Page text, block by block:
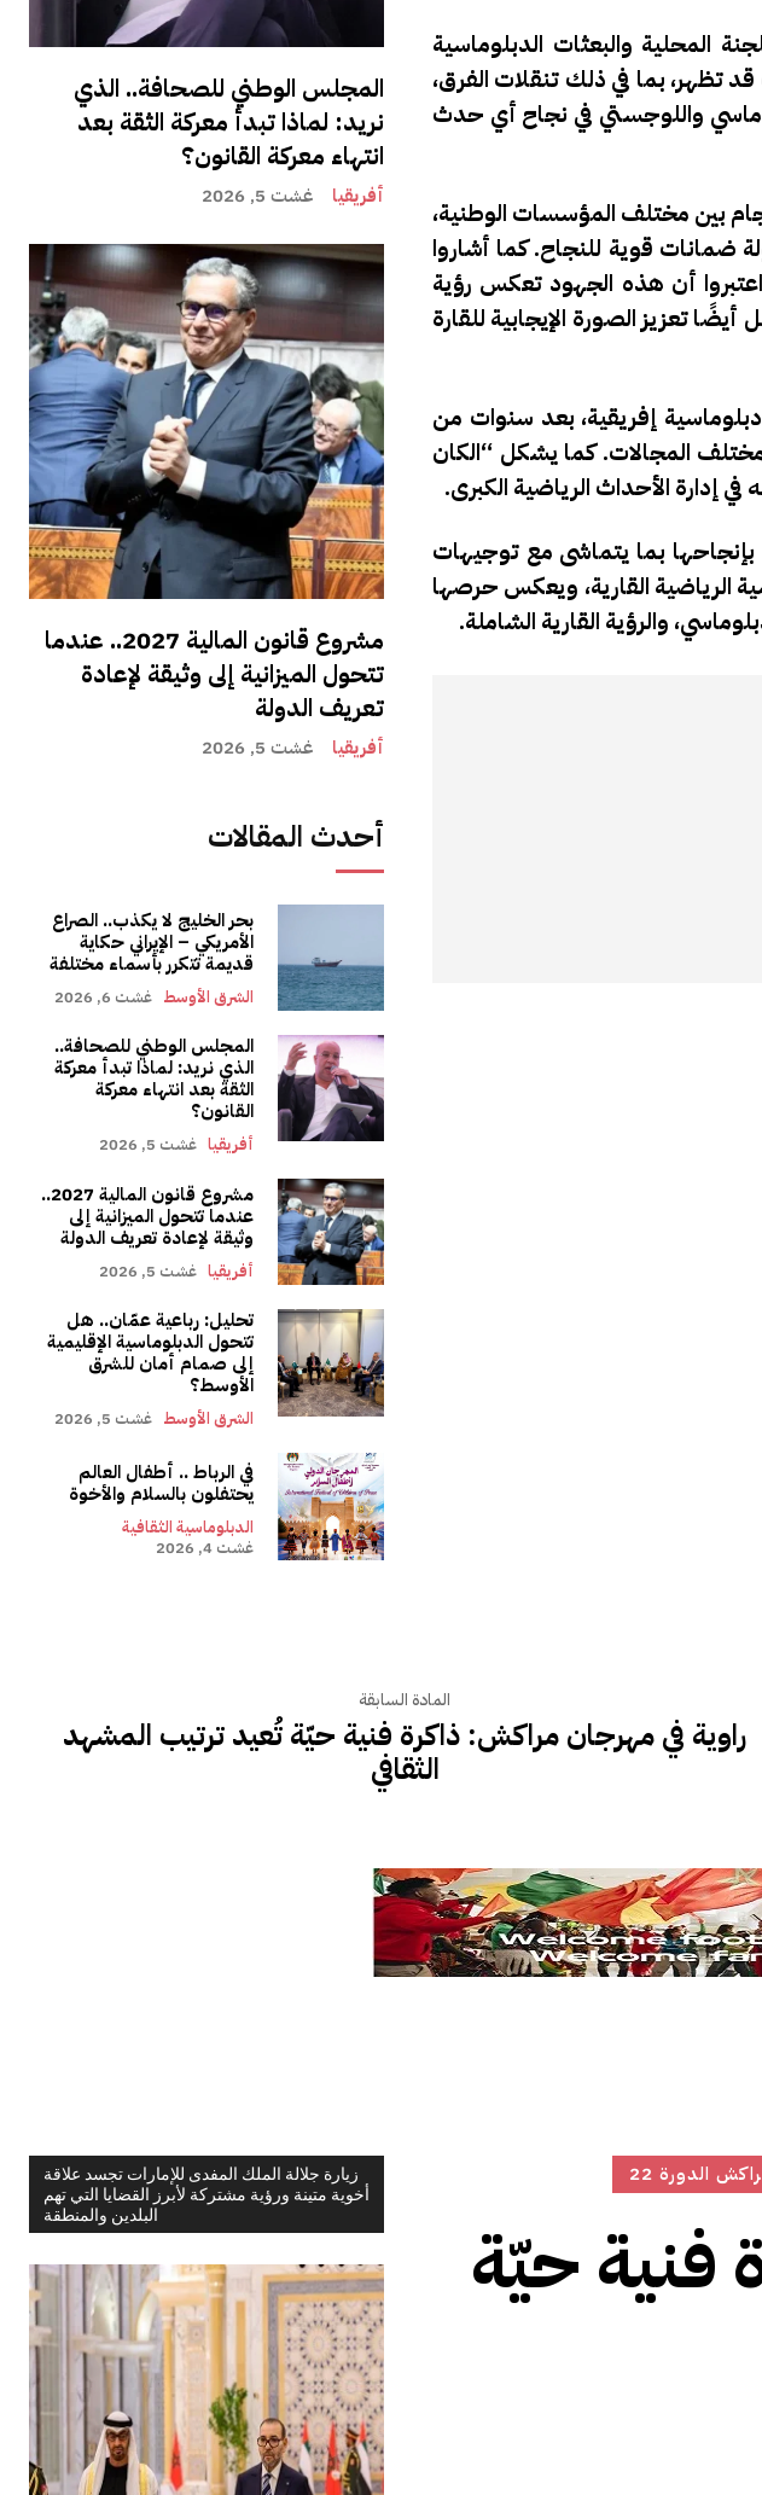
المجلس الوطني للصحافة.. الذي
نريد: لماذا تبدأ معركة الثقة بعد
انتهاء معركة القانون؟
أفريقيا غشت 5, 2026
مشروع قانون المالية 2027.. عندما
تتحول الميزانية إلى وثيقة لإعادة
تعريف الدولة
أفريقيا غشت 5, 2026
أحدث المقالات
بحر الخليج لا يكذب.. الصراع
الأمريكي – الإيراني حكاية
قديمة تتكرر بأسماء مختلفة
الشرق الأوسط غشت 6, 2026
المجلس الوطني للصحافة..
الذي نريد: لماذا تبدأ معركة
الثقة بعد انتهاء معركة
القانون؟
أفريقيا غشت 5, 2026
مشروع قانون المالية 2027..
عندما تتحول الميزانية إلى
وثيقة لإعادة تعريف الدولة
أفريقيا غشت 5, 2026
تحليل: رباعية عمّان.. هل
تتحول الدبلوماسية الإقليمية
إلى صمام أمان للشرق
الأوسط؟
الشرق الأوسط غشت 5, 2026
في الرباط .. أطفال العالم
يحتفلون بالسلام والأخوة
الدبلوماسية الثقافية
غشت 4, 2026
المحلية والبعثات الدبلوماسية
تظهر، بما في ذلك تنقلات الفرق،
واللوجستي في نجاح أي حدث
بين مختلف المؤسسات الوطنية،
ضمانات قوية للنجاح. كما أشاروا
أن هذه الجهود تعكس رؤية
تعزيز الصورة الإيجابية للقارة
إفريقية، بعد سنوات من
مختلف المجالات. كما يشكل “الكان
بإنجاحها بما يتماشى مع توجيهات
الرياضية القارية، ويعكس حرصها
والرؤية القارية الشاملة.
المادة السابقة
راوية في مهرجان مراكش: ذاكرة فنية حيّة تُعيد ترتيب المشهد
الثقافي